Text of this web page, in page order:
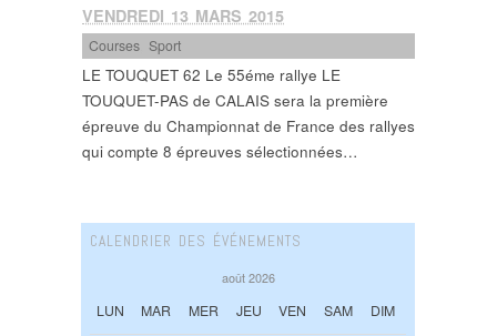
VENDREDI 13 MARS 2015
Courses ,Sport
LE TOUQUET 62 Le 55éme rallye LE
TOUQUET-PAS de CALAIS sera la première
épreuve du Championnat de France des rallyes
qui compte 8 épreuves sélectionnées…
CALENDRIER DES ÉVÉNEMENTS
août 2026
LUN MAR MER JEU VEN SAM DIM